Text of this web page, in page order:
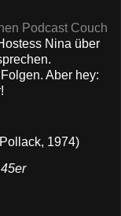
Podcast Couch
Nina über
Aber hey:
1974)